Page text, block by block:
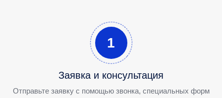
1
Заявка и консультация
Отправьте заявку с помощью звонка, специальных форм